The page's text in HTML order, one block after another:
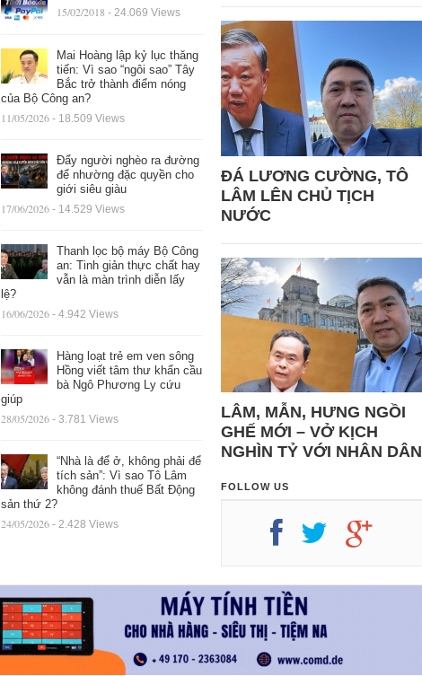
15/02/2018 - 24.069 Views
Mai Hoàng lập kỷ lục thăng
tiến: Vì sao “ngôi sao” Tây
Bắc trở thành điểm nóng
của Bộ Công an?
11/05/2026 - 18.509 Views
Đẩy người nghèo ra đường
để nhường đặc quyền cho
giới siêu giàu
17/06/2026 - 14.529 Views
Thanh lọc bộ máy Bộ Công
an: Tinh giản thực chất hay
vẫn là màn trình diễn lấy
lệ?
16/06/2026 - 4.942 Views
Hàng loạt trẻ em ven sông
Hồng viết tâm thư khẩn cầu
bà Ngô Phương Ly cứu
giúp
28/05/2026 - 3.781 Views
“Nhà là để ở, không phải để
tích sản”: Vì sao Tô Lâm
không đánh thuế Bất Động
sản thứ 2?
24/05/2026 - 2.428 Views
ĐÁ LƯƠNG CƯỜNG, TÔ
LÂM LÊN CHỦ TỊCH
NƯỚC
LÂM, MẪN, HƯNG NGỒI
GHẾ MỚI – VỞ KỊCH
NGHÌN TỶ VỚI NHÂN DÂN
FOLLOW US